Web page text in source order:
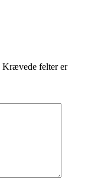
Krævede felter er